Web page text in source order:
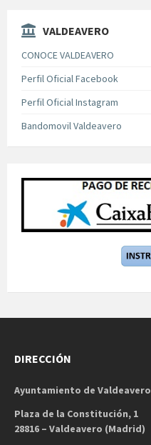
VALDEAVERO
CONOCE VALDEAVERO
Perfil Oficial Facebook
Perfil Oficial Instagram
Bandomovil Valdeavero
DIRECCIÓN
Ayuntamiento de Valdeavero
Plaza de la Constitución, 1
28816 – Valdeavero (Madrid)